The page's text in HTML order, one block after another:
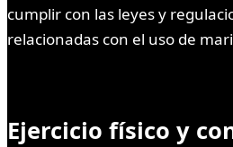
cumplir con las leyes y
relacionadas con el uso de
Ejercicio físico y